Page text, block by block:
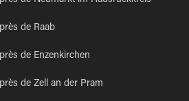
de Raab
de Enzenkirchen
de Zell an der Pram